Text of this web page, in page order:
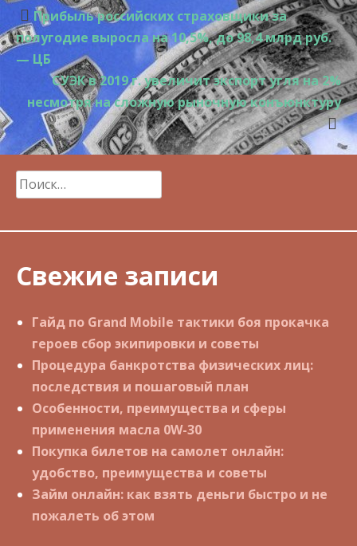
Навигация
по
записям
Прибыль российских страховщики за
полугодие выросла на 10,5%, до 98,4 млрд руб.
— ЦБ
СУЭК в 2019 г. увеличит экспорт угля на 2%
несмотря на сложную рыночную конъюнктуру
Найти:
Свежие записи
Гайд по Grand Mobile тактики боя прокачка
героев сбор экипировки и советы
Процедура банкротства физических лиц:
последствия и пошаговый план
Особенности, преимущества и сферы
применения масла 0W-30
Покупка билетов на самолет онлайн:
удобство, преимущества и советы
Займ онлайн: как взять деньги быстро и не
пожалеть об этом